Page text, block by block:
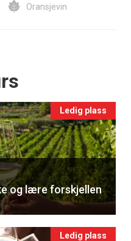
Oransjevin
Ledig plass
og lære forskjellen
Ledig plass